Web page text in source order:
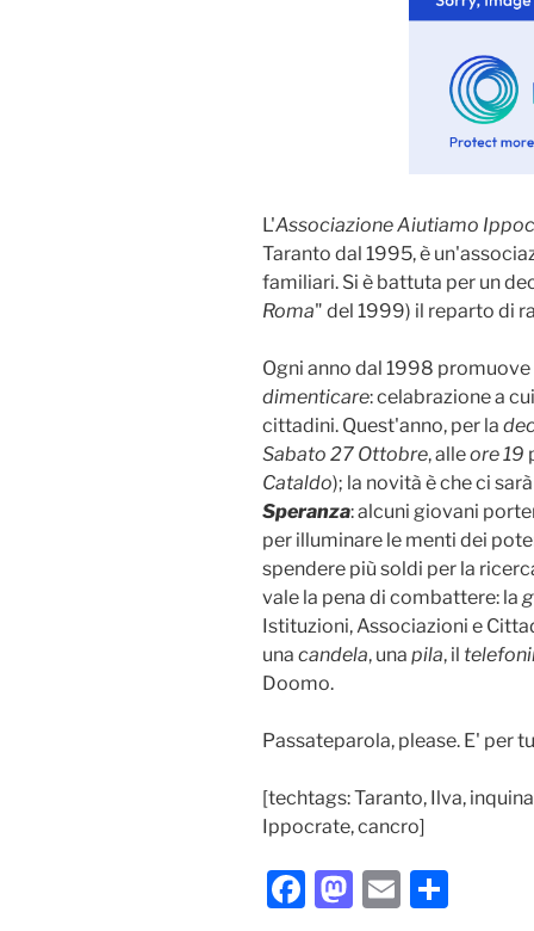
L'Associazione Aiutiamo
Taranto dal 1995, è
familiari. Si è battuta per un
Roma" del 1999) il reparto di
Ogni anno dal 1998
dimenticare: celabrazione a
cittadini. Quest'anno, per la
Sabato 27 Ottobre, alleore 19
Cataldo); la novità è che ci
Speranza: alcuni giovani
per illuminare le menti dei
spendere più soldi per la
vale la pena di combattere: la
Istituzioni, Associazioni e
una candela, una pila, il
Doomo.
Passateparola, please. E' per
[techtags: Taranto, Ilva,
Ippocrate, cancro]
F
M E